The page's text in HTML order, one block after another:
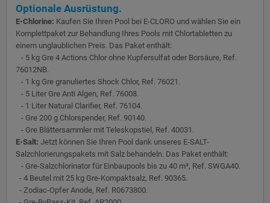
Optionale Ausrüstung.
E-Chlorine: Kaufen Sie Ihren Pool bei E-CLORO und wählen Sie ein
Komplettpaket zur Behandlung Ihres Pools mit Chlortabletten zu
einem unglaublichen Preis. Das Paket enthält:
- 5 kg Gre 4 Actions Chlor ohne Kupfersulfat oder Borsäure, Ref.
76012NB.
- 1 kg Gre granuliertes Shock Chlor, Ref. 76021.
- 5 Liter Gre Anti Algen, Ref. 76008.
- 1 Liter Natural Clarifier, Ref. 76104.
- Gre 200 g Chlorspender, Ref. 90140.
- Gre Blättersammler mit Teleskopstiel, Ref. 40031.
E-Salt: Jetzt können Sie Ihren Pool dank unseres E-SALT-
Salzchlorierungspakets mit Salz behandeln. Das Paket enthält:
- Gre-Salzchlorinator für Einbaupools bis zu 40 m³, Ref. SWGA40.
- 4 Beutel mit 25 kg Gre-Kompaktsalz, Ref. 90365.
- Zodiac-Opfer Anode, Ref. R0673800.